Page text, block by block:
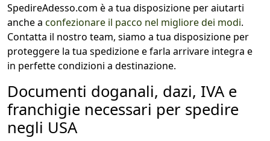
SpedireAdesso.com è a tua disposizione per aiutarti
anche a confezionare il pacco nel migliore dei modi.
Contatta il nostro team, siamo a tua disposizione per
proteggere la tua spedizione e farla arrivare integra e
in perfette condizioni a destinazione.
Documenti doganali, dazi, IVA e
franchigie necessari per spedire
negli USA